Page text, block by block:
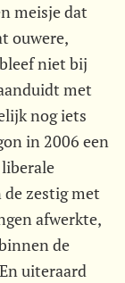
meisje dat
ouwere,
niet bij
met
nog iets
in 2006 een
zestig met
afwerkte,
de
uiteraard